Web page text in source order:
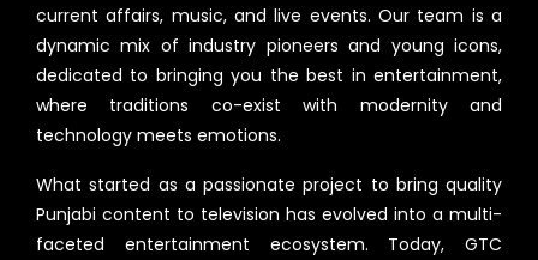
current affairs, music, and live events. Our team is a
dynamic mix of industry pioneers and young icons,
dedicated to bringing you the best in entertainment,
where traditions co-exist with modernity and
technology meets emotions.
What started as a passionate project to bring quality
Punjabi content to television has evolved into a multi-
faceted entertainment ecosystem. Today, GTC